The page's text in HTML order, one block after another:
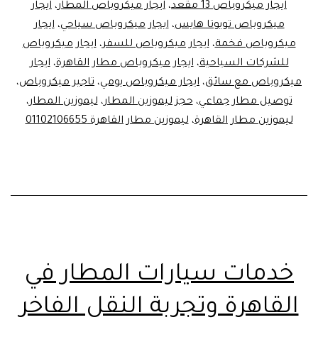
13
مقعد
وخدمات
ليموزين
مطار
ايجار ميكروباص 13 مقعد
، ايجار ميكروباص المطار، ايجار
ميكروباص تويوتا هايس،ايجار ميكروباص سياحي،ايجار
ميكروباص فخمة،ايجار ميكروباص للسفر،ايجار ميكروباص
للشركات السياحية،ايجار ميكروباص مطار القاهرة،ايجار
ميكروباص مع سائق، ايجار ميكروباص يومي، تاجير ميكروباص،
توصيل مطار جماعي،حجز ليموزين المطار،ليموزين المطار،
ليموزين مطار القاهرة،ليموزين مطار القاهرة 01102106655
خدمات سيارات المطار في
القاهرة وتجربة النقل الفاخر